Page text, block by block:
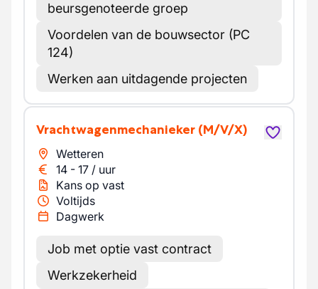
beursgenoteerde groep
Voordelen van de bouwsector (PC
124)
Werken aan uitdagende projecten
Vrachtwagenmechanieker (M/V/X)
Wetteren
14 - 17 / uur
Kans op vast
Voltijds
Dagwerk
Job met optie vast contract
Werkzekerheid